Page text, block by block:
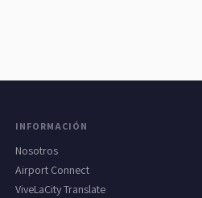
INFORMACIÓN
Nosotros
Airport Connect
ViveLaCity Translate